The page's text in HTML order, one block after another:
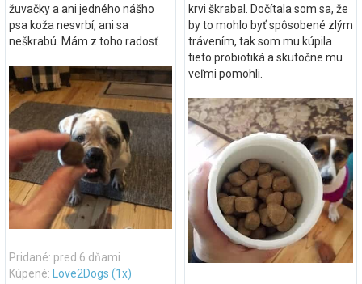
žuvačky a ani jedného nášho
psa koža nesvrbí, ani sa
neškrabú. Mám z toho radosť.
Pridané: pred 6 dňami
Kúpené: Love2Dogs (1x)
krvi škrabal. Dočítala som sa, že
by to mohlo byť spôsobené zlým
trávením, tak som mu kúpila
tieto probiotiká a skutočne mu
veľmi pomohli.